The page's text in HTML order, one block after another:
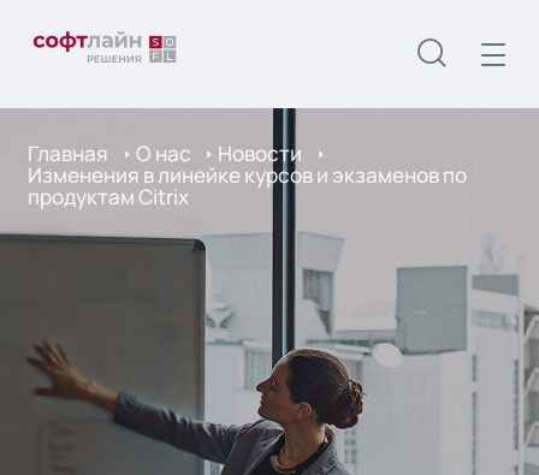
Главная О нас Новости
Изменения в линейке курсов и экзаменов по
продуктам Citrix